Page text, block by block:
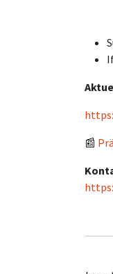
📰